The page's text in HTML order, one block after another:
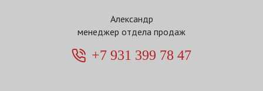
Александр
менеджер отдела продаж
+7 931 399 78 47